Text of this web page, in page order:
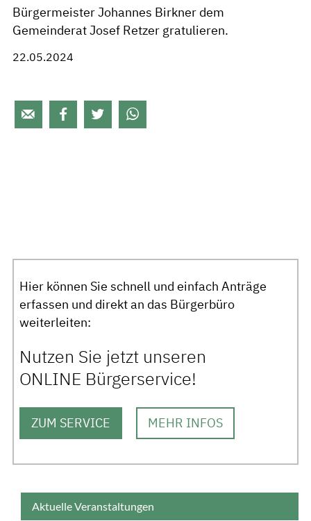
Bürgermeister Johannes Birkner dem
Gemeinderat Josef Retzer gratulieren.
22.05.2024
   
Hier können Sie schnell und einfach Anträge
erfassen und direkt an das Bürgerbüro
weiterleiten:
Nutzen Sie jetzt unseren
ONLINE Bürgerservice!
ZUM SERVICE MEHR INFOS